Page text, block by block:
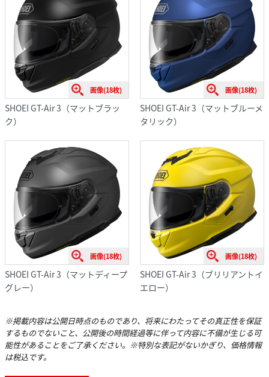
画像(18枚)
SHOEI GT-Air 3（マットブラッ
ク）
画像(18枚)
SHOEI GT-Air 3（マットブルーメ
タリック）
画像(18枚)
SHOEI GT-Air 3（マットディープ
グレー）
画像(18枚)
SHOEI GT-Air 3（ブリリアントイ
エロー）
※掲載内容は公開日時点のものであり、将来にわたってその真正性を保証
するものでないこと、公開後の時間経過等に伴って内容に不備が生じる可
能性があることをご了承ください。※特別な表記がないかぎり、価格情報
は税込です。